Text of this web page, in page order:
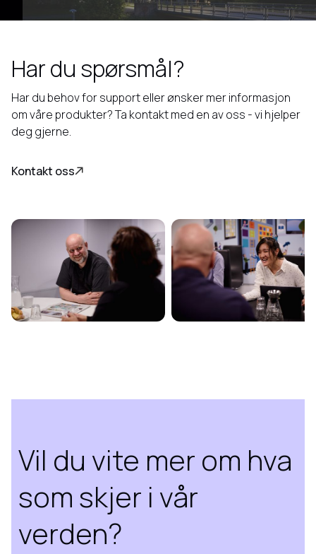
Har du spørsmål?
Har du behov for support eller ønsker mer informasjon
om våre produkter? Ta kontakt med en av oss - vi hjelper
deg gjerne.
Kontakt oss
Vil du vite mer om hva
som skjer i vår
verden?